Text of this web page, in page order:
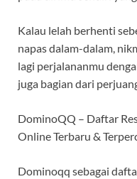
Kalau lelah berhenti
napas dalam-dalam,
lagi perjalananmu
juga bagian dari
DominoQQ – Daftar
Online Terbaru &
Dominoqq sebagai